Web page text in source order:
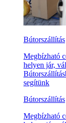
Bútorszállítás
Megbízható
helyen jár,
segítünk
Bútorszállítás
Megbízható